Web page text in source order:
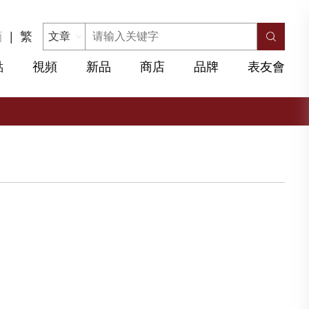
| 繁
視頻 新品 商店 品牌 表友會